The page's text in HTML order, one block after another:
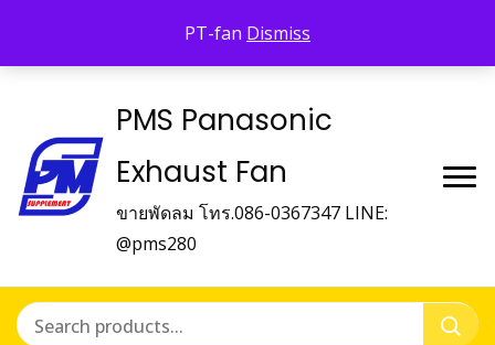
PT-fan Dismiss
PMS Panasonic
Exhaust Fan
ขายพัดลม โทร.086-0367347 LINE:
@pms280